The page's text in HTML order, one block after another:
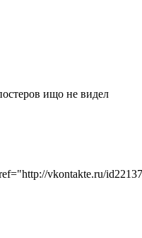
ищо не видел
vkontakte.ru/